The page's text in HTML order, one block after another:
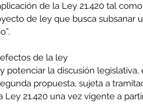
de la Ley 21.420 tal
de ley que busca subsanar
de la ley
potenciar la discusión
propuesta, sujeta a
21.420 una vez vigente a